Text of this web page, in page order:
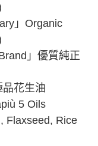
」Organic
」優質純正
花生油
5 Oils
Flaxseed, Rice